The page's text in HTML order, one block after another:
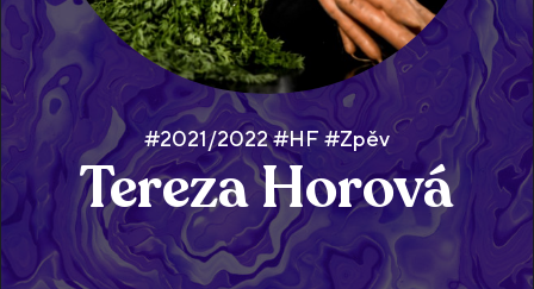
#2021/2022 #HF #Zpěv
Tereza Horová